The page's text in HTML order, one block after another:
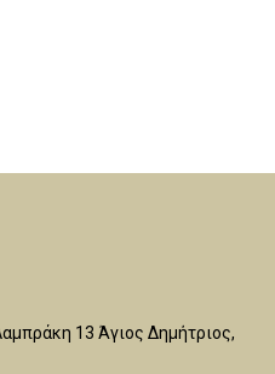
13 Άγιος Δημήτριος,